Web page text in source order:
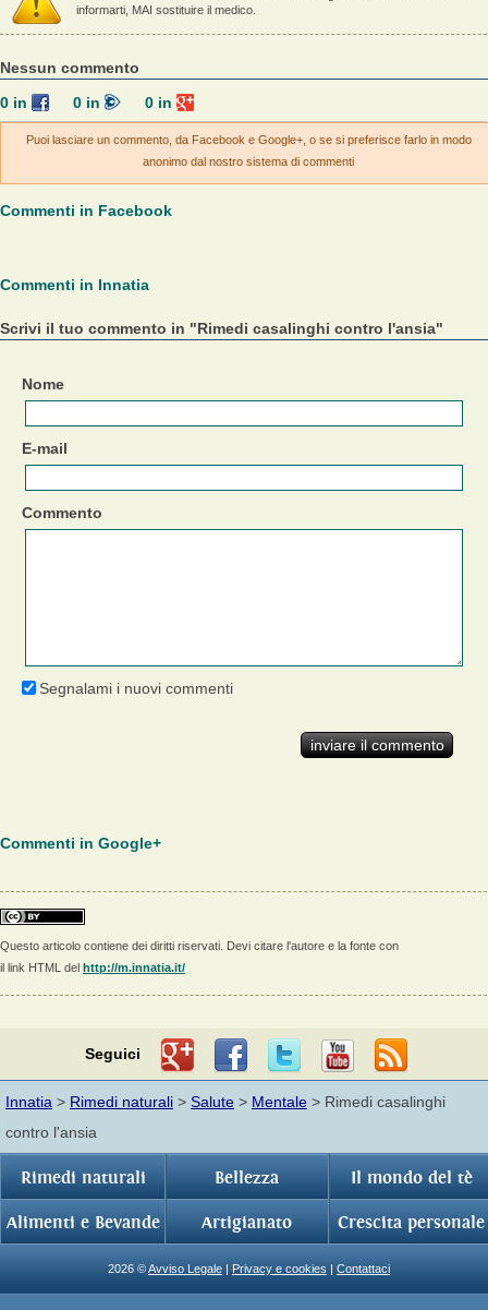
informarti, MAI sostituire il medico.
Nessun commento
0in 0in 0 in
Puoi lasciare un commento, da Facebook e Google+, o se si preferisce farlo in modo
anonimo dal nostro sistema di commenti
Commenti in Facebook
Commenti in Innatia
Scrivi il tuo commento in "Rimedi casalinghi contro l'ansia"
Nome
E-mail
Commento
Segnalami i nuovi commenti
Commenti in Google+
Questo articolo contiene dei diritti riservati. Devi citare l'autore e la fonte con
il link HTML del http://m.innatia.it/
Seguici
Innatia > Rimedi naturali > Salute > Mentale > Rimedi casalinghi
contro l'ansia
Rimedi naturali Bellezza Il mondo del tè
Alimenti e Bevande Artigianato Crescita personale
2026 ©Avviso Legale | Privacy e cookies | Contattaci